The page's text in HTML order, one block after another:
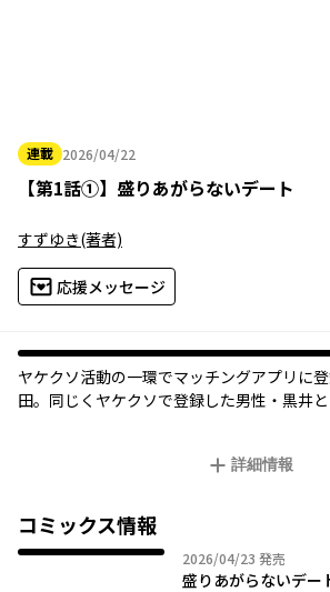
連載 2026/04/22
2026年04月22日
【第1話①】 盛りあがらないデート
すずゆき(著者)
応援メッセージ
ヤケクソ活動の一環でマッチングアプリに
田。同じくヤケクソで登録した男性・黒井
まう。こんな雰囲気じゃ次はないかなと思
マッチングアプリで知り合った人との初デー
い？ シュールな掛け合いがツボすぎる！
詳細情報
コミックス情報
2026/04/23 2026年04月
発売
盛りあがらないデー